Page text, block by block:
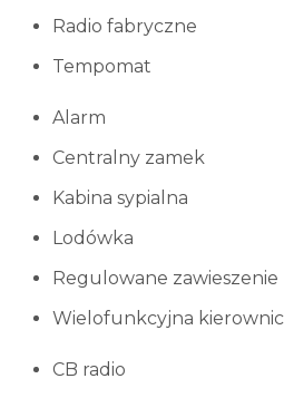
Radio fabryczne
Tempomat
Alarm
Centralny zamek
Kabina sypialna
Lodówka
Regulowane zawieszenie
Wielofunkcyjna
CB radio